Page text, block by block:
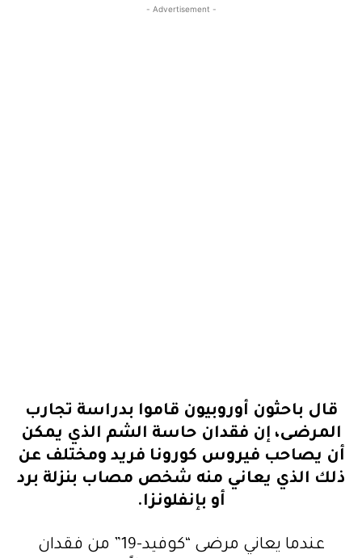
- Advertisement -
قال باحثون أوروبيون قاموا بدراسة تجارب
المرضى، إن فقدان حاسة الشم الذي يمكن
أن يصاحب فيروس كورونا فريد ومختلف عن
ذلك الذي يعاني منه شخص مصاب بنزلة برد
أو بإنفلونزا.
عندما يعاني مرضى “كوفيد-19” من فقدان